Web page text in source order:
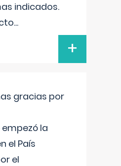
indicados.
...
+
gracias por
la
el País
el